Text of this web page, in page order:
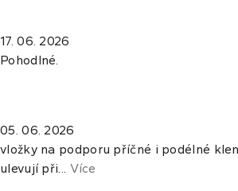
17. 06. 2026
Pohodlné.
05. 06. 2026
vložky na podporu příčné i podélné
ulevují při... Více